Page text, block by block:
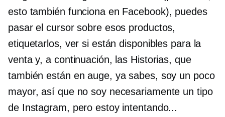
esto también funciona en Facebook), puedes
pasar el cursor sobre esos productos,
etiquetarlos, ver si están disponibles para la
venta y, a continuación, las Historias, que
también están en auge, ya sabes, soy un poco
mayor, así que no soy necesariamente un tipo
de Instagram, pero estoy intentando...